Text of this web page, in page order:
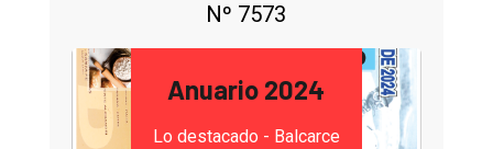
Nº 7573
Anuario 2024
Lo destacado - Balcarce